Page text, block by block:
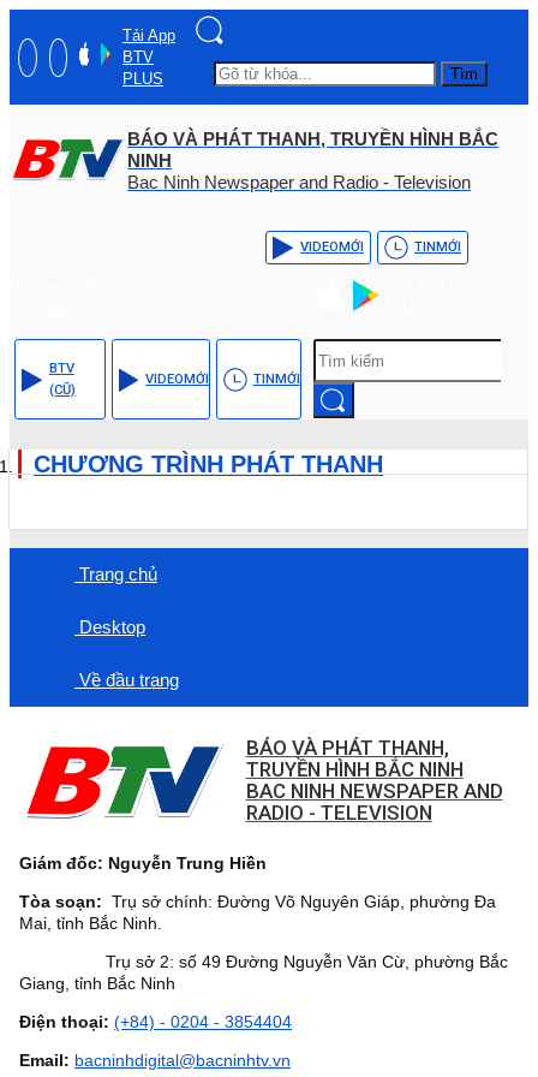
Tải App
BTV
PLUS
Tìm
BÁO VÀ PHÁT THANH, TRUYỀN HÌNH BẮC
NINH
Bac Ninh Newspaper and Radio - Television
VIDEOMỚI TINMỚI
BTV
(CŨ)
VIDEOMỚI TINMỚI
CHƯƠNG TRÌNH PHÁT THANH
Trang chủ
Desktop
Về đầu trang
BÁO VÀ PHÁT THANH,
TRUYỀN HÌNH BẮC NINH
BAC NINH NEWSPAPER AND
RADIO - TELEVISION
Giám đốc: Nguyễn Trung Hiền
Tòa soạn: Trụ sở chính: Đường Võ Nguyên Giáp, phường Đa
Mai, tỉnh Bắc Ninh.
Trụ sở 2: số 49 Đường Nguyễn Văn Cừ, phường Bắc
Giang, tỉnh Bắc Ninh
Điện thoại: (+84) - 0204 - 3854404
Email: bacninhdigital@bacninhtv.vn